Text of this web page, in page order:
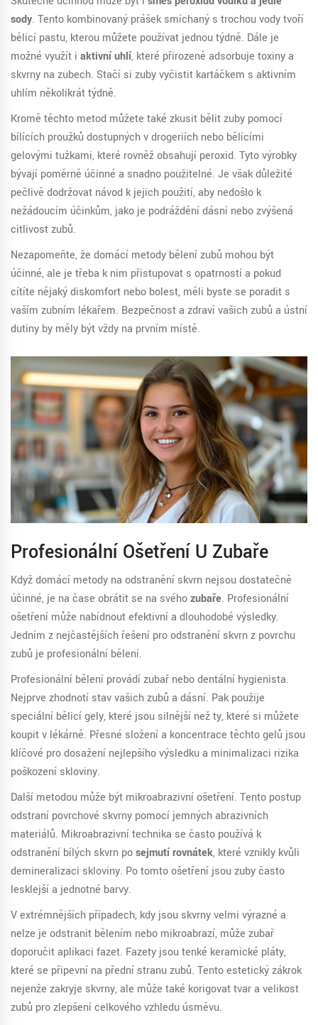
sody. Tento kombinovaný prášek smíchaný s trochou vody tvoří
bělicí pastu, kterou můžete používat jednou týdně. Dále je
možné využít i aktivní uhlí, které přirozeně adsorbuje toxiny a
skvrny na zubech. Stačí si zuby vyčistit kartáčkem s aktivním
uhlím několikrát týdně.
Kromě těchto metod můžete také zkusit bělit zuby pomocí
bílících proužků dostupných v drogeriích nebo bělícími
gelovými tužkami, které rovněž obsahují peroxid. Tyto výrobky
bývají poměrně účinné a snadno použitelné. Je však důležité
pečlivě dodržovat návod k jejich použití, aby nedošlo k
nežádoucím účinkům, jako je podráždění dásní nebo zvýšená
citlivost zubů.
Nezapomeňte, že domácí metody bělení zubů mohou být
účinné, ale je třeba k nim přistupovat s opatrností a pokud
cítíte nějaký diskomfort nebo bolest, měli byste se poradit s
vaším zubním lékařem. Bezpečnost a zdraví vašich zubů a ústní
dutiny by měly být vždy na prvním místě.
Profesionální Ošetření U Zubaře
Když domácí metody na odstranění skvrn nejsou dostatečně
účinné, je na čase obrátit se na svéhozubaře. Profesionální
ošetření může nabídnout efektivní a dlouhodobé výsledky.
Jedním z nejčastějších řešení pro odstranění skvrn z povrchu
zubů je profesionální bělení.
Profesionální bělení provádí zubař nebo dentální hygienista.
Nejprve zhodnotí stav vašich zubů a dásní. Pak použije
speciální bělicí gely, které jsou silnější než ty, které si můžete
koupit v lékárně. Přesné složení a koncentrace těchto gelů jsou
klíčové pro dosažení nejlepšího výsledku a minimalizaci rizika
poškození skloviny.
Další metodou může být mikroabrazivní ošetření. Tento postup
odstraní povrchové skvrny pomocí jemných abrazivních
materiálů. Mikroabrazivní technika se často používá k
odstranění bílých skvrn posejmutí rovnátek, které vznikly kvůli
demineralizaci skloviny. Po tomto ošetření jsou zuby často
lesklejší a jednotné barvy.
V extrémnějších případech, kdy jsou skvrny velmi výrazné a
nelze je odstranit bělením nebo mikroabrazí, může zubař
doporučit aplikaci fazet. Fazety jsou tenké keramické pláty,
které se připevní na přední stranu zubů. Tento estetický zákrok
nejenže zakryje skvrny, ale může také korigovat tvar a velikost
zubů pro zlepšení celkového vzhledu úsměvu.